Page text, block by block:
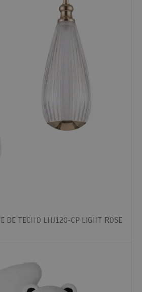
DE TECHO LHJ120-CP LIGHT ROSE